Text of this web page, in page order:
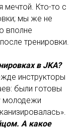
мечтой. Кто-то с
мы же не
вполне
тренировки.
в JKA?
инструкторы
были готовы
молодежи
А какое